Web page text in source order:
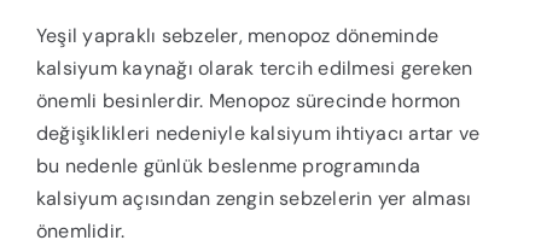
Yeşil yapraklı sebzeler, menopoz döneminde
kalsiyum kaynağı olarak tercih edilmesi gereken
önemli besinlerdir. Menopoz sürecinde hormon
değişiklikleri nedeniyle kalsiyum ihtiyacı artar ve
bu nedenle günlük beslenme programında
kalsiyum açısından zengin sebzelerin yer alması
önemlidir.